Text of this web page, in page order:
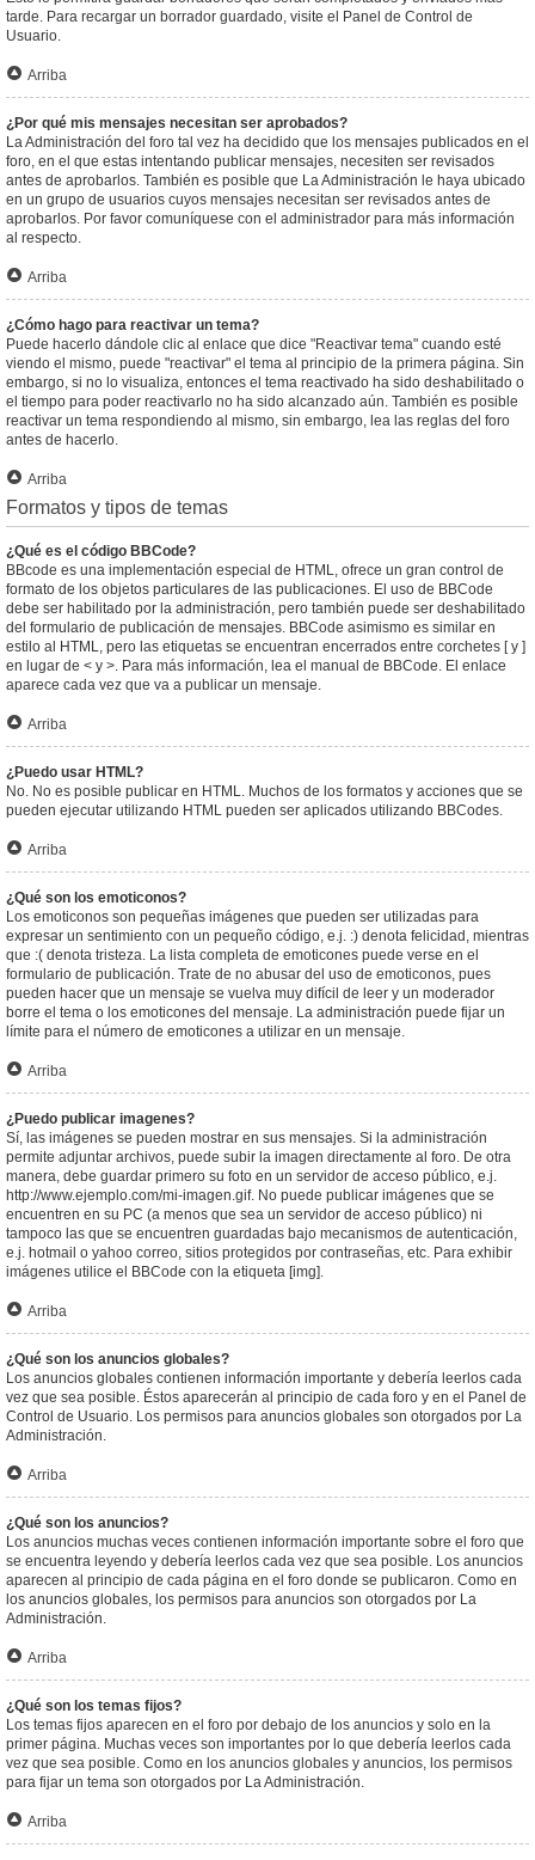
tarde. Para recargar un borrador guardado, visite el Panel de Control de
Usuario.
Arriba
¿Por qué mis mensajes necesitan ser aprobados?
La Administración del foro tal vez ha decidido que los mensajes publicados en el
foro, en el que estas intentando publicar mensajes, necesiten ser revisados
antes de aprobarlos. También es posible que La Administración le haya ubicado
en un grupo de usuarios cuyos mensajes necesitan ser revisados antes de
aprobarlos. Por favor comuníquese con el administrador para más información
al respecto.
Arriba
¿Cómo hago para reactivar un tema?
Puede hacerlo dándole clic al enlace que dice "Reactivar tema" cuando esté
viendo el mismo, puede "reactivar" el tema al principio de la primera página. Sin
embargo, si no lo visualiza, entonces el tema reactivado ha sido deshabilitado o
el tiempo para poder reactivarlo no ha sido alcanzado aún. También es posible
reactivar un tema respondiendo al mismo, sin embargo, lea las reglas del foro
antes de hacerlo.
Arriba
Formatos y tipos de temas
¿Qué es el código BBCode?
BBcode es una implementación especial de HTML, ofrece un gran control de
formato de los objetos particulares de las publicaciones. El uso de BBCode
debe ser habilitado por la administración, pero también puede ser deshabilitado
del formulario de publicación de mensajes. BBCode asimismo es similar en
estilo al HTML, pero las etiquetas se encuentran encerrados entre corchetes [ y ]
en lugar de < y >. Para más información, lea el manual de BBCode. El enlace
aparece cada vez que va a publicar un mensaje.
Arriba
¿Puedo usar HTML?
No. No es posible publicar en HTML. Muchos de los formatos y acciones que se
pueden ejecutar utilizando HTML pueden ser aplicados utilizando BBCodes.
Arriba
¿Qué son los emoticonos?
Los emoticonos son pequeñas imágenes que pueden ser utilizadas para
expresar un sentimiento con un pequeño código, e.j. :) denota felicidad, mientras
que :( denota tristeza. La lista completa de emoticones puede verse en el
formulario de publicación. Trate de no abusar del uso de emoticonos, pues
pueden hacer que un mensaje se vuelva muy difícil de leer y un moderador
borre el tema o los emoticones del mensaje. La administración puede fijar un
límite para el número de emoticones a utilizar en un mensaje.
Arriba
¿Puedo publicar imagenes?
Sí, las imágenes se pueden mostrar en sus mensajes. Si la administración
permite adjuntar archivos, puede subir la imagen directamente al foro. De otra
manera, debe guardar primero su foto en un servidor de acceso público, e.j.
http://www.ejemplo.com/mi-imagen.gif. No puede publicar imágenes que se
encuentren en su PC (a menos que sea un servidor de acceso público) ni
tampoco las que se encuentren guardadas bajo mecanismos de autenticación,
e.j. hotmail o yahoo correo, sitios protegidos por contraseñas, etc. Para exhibir
imágenes utilice el BBCode con la etiqueta [img].
Arriba
¿Qué son los anuncios globales?
Los anuncios globales contienen información importante y debería leerlos cada
vez que sea posible. Éstos aparecerán al principio de cada foro y en el Panel de
Control de Usuario. Los permisos para anuncios globales son otorgados por La
Administración.
Arriba
¿Qué son los anuncios?
Los anuncios muchas veces contienen información importante sobre el foro que
se encuentra leyendo y debería leerlos cada vez que sea posible. Los anuncios
aparecen al principio de cada página en el foro donde se publicaron. Como en
los anuncios globales, los permisos para anuncios son otorgados por La
Administración.
Arriba
¿Qué son los temas fijos?
Los temas fijos aparecen en el foro por debajo de los anuncios y solo en la
primer página. Muchas veces son importantes por lo que debería leerlos cada
vez que sea posible. Como en los anuncios globales y anuncios, los permisos
para fijar un tema son otorgados por La Administración.
Arriba